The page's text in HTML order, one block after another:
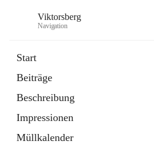
Viktorsberg
Navigation
Start
Beiträge
Beschreibung
Impressionen
Müllkalender
1 Schnellzugriff
Bürgerservice
10 Schnellzugriffe